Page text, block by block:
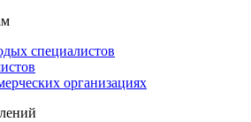
специалистов
организациях